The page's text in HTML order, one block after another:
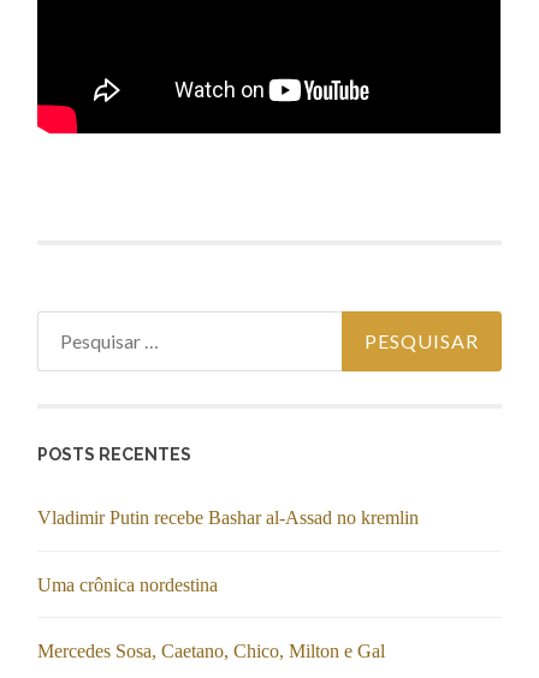
POSTS RECENTES
Vladimir Putin recebe Bashar al-Assad no kremlin
Uma crônica nordestina
Mercedes Sosa, Caetano, Chico, Milton e Gal